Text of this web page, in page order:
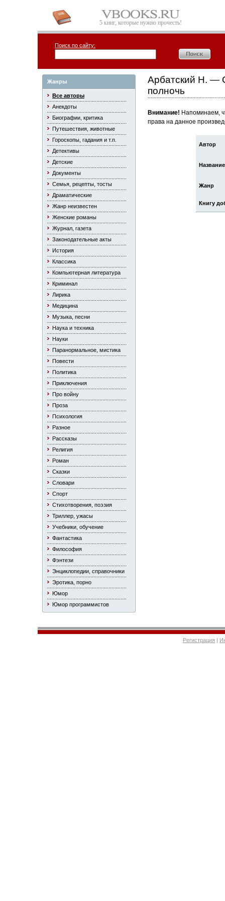
5 книг, которые нужно прочесть!
Поиск по сайту:
Жанры
Все авторы
Анекдоты
Биографии, критика
Путешествия, животные
Гороскопы, гадания и т.п.
Детективы
Детские
Документы
Семья, рецепты, тосты
Драматические
Жанр неизвестен
Женские романы
Журнал, газета
Законодательные акты
История
Классика
Компьютерная литература
Криминал
Лирика
Медицина
Музыка, песни
Наука и техника
Науки
Паранормальное, мистика
Повести
Политика
Приключения
Про войну
Проза
Психология
Разное
Рассказы
Религия
Роман
Сказки
Словари
Спорт
Стихотворения, поэзия
Триллер, ужасы
Учебники, обучение
Фантастика
Философия
Фэнтези
Энциклопедии, справочники
Эротика, порно
Юмор
Юмор программистов
Арбатский Н. —
полночь
Внимание! Напоминаем,
права на данное
Автор
Название
Жанр
Книгу
Регистрация |